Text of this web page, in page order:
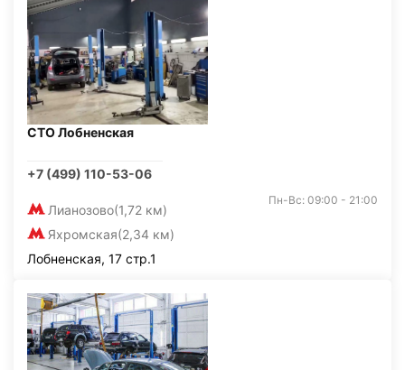
СТО Лобненская
+7 (499) 110-53-06
Лианозово(1,72 км)
Яхромская(2,34 км)
Пн-Вс: 09:00 - 21:00
Лобненская, 17 стр.1